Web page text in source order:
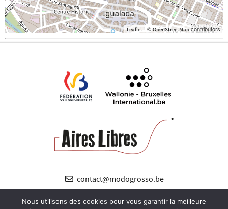
Leaflet | ©OpenStreetMapcontributors
contact@modogrosso.be
Nous utilisons des cookies pour vous garantir la meilleure